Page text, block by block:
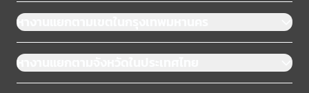
หางานแยกตามเขตในกรุงเทพมหานคร
หางานแยกตามจังหวัดในประเทศไทย